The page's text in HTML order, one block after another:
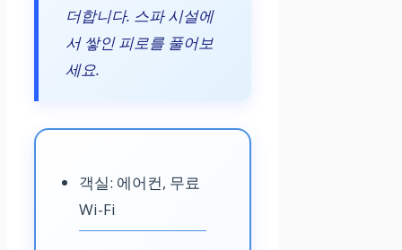
더합니다. 스파 시설에
서 쌓인 피로를 풀어보
세요.
객실: 에어컨, 무료
Wi-Fi